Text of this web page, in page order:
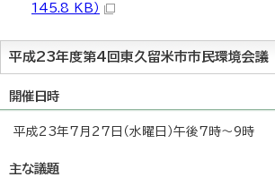
145.8 KB）
平成23年度第4回東久留米市市民環境会議
開催日時
平成23年7月27日（水曜日）午後7時～9時
主な議題